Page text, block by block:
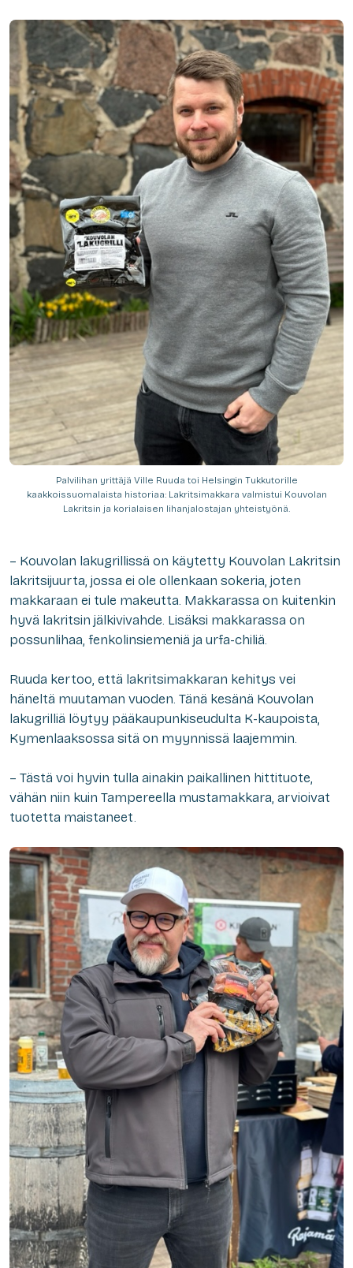
Palvilihan yrittäjä Ville Ruuda toi Helsingin Tukkutorille
kaakkoissuomalaista historiaa: Lakritsimakkara valmistui Kouvolan
Lakritsin ja korialaisen lihanjalostajan yhteistyönä.
– Kouvolan lakugrillissä on käytetty Kouvolan Lakritsin
lakritsijuurta, jossa ei ole ollenkaan sokeria, joten
makkaraan ei tule makeutta. Makkarassa on kuitenkin
hyvä lakritsin jälkivivahde. Lisäksi makkarassa on
possunlihaa, fenkolinsiemeniä ja urfa-chiliä.
Ruuda kertoo, että lakritsimakkaran kehitys vei
häneltä muutaman vuoden. Tänä kesänä Kouvolan
lakugrilliä löytyy pääkaupunkiseudulta K-kaupoista,
Kymenlaaksossa sitä on myynnissä laajemmin.
– Tästä voi hyvin tulla ainakin paikallinen hittituote,
vähän niin kuin Tampereella mustamakkara, arvioivat
tuotetta maistaneet.